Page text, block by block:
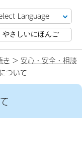
やさしいにほんご
き > 安心・安全・相談
ついて